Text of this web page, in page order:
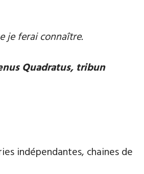
je ferai connaître.
Quadratus, tribun
indépendantes, chaines de